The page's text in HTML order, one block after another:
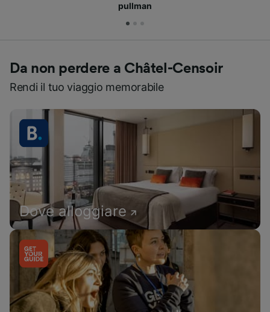
Da non perdere a Châtel-Censoir
Rendi il tuo viaggio memorabile
Dove alloggiare